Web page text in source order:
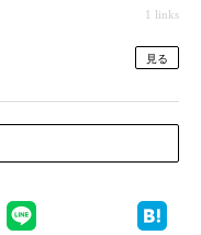
1 links
見る